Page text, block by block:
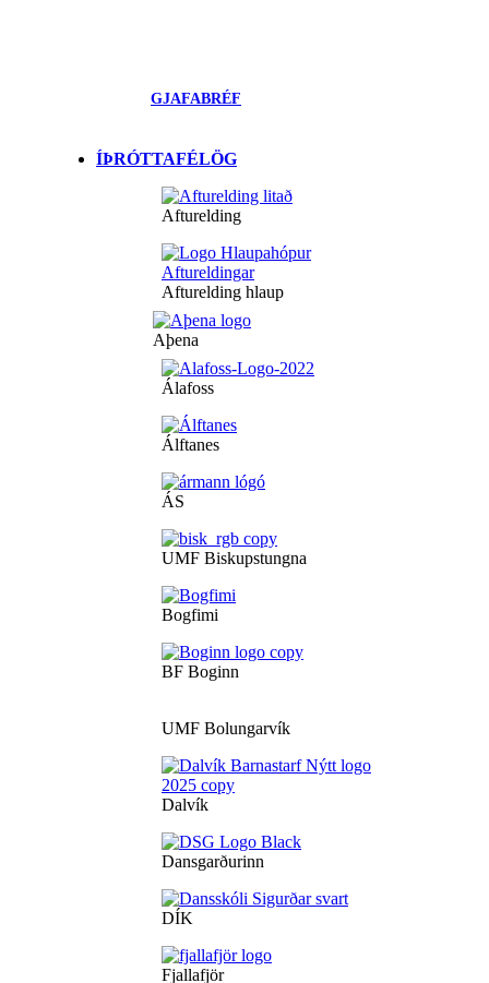
GJAFABRÉF
ÍÞRÓTTAFÉLÖG
Afturelding
Afturelding hlaup
Aþena
Álafoss
Álftanes
ÁS
UMF Biskupstungna
Bogfimi
BF Boginn
UMF Bolungarvík
Dalvík
Dansgarðurinn
DÍK
Fjallafjör